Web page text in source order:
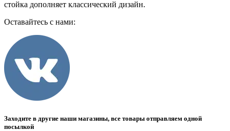
стойка дополняет классический дизайн.
Оставайтесь с нами:
Заходите в другие наши магазины, все товары отправляем одной
посылкой